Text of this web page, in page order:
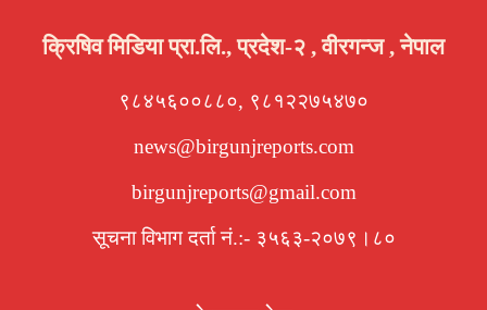
क्रिषिव मिडिया प्रा.लि., प्रदेश-२ , वीरगन्ज , नेपाल
९८४५६००८८०, ९८१२२७५४७०
news@birgunjreports.com
birgunjreports@gmail.com
सूचना विभाग दर्ता नं.:- ३५६३-२०७९।८०